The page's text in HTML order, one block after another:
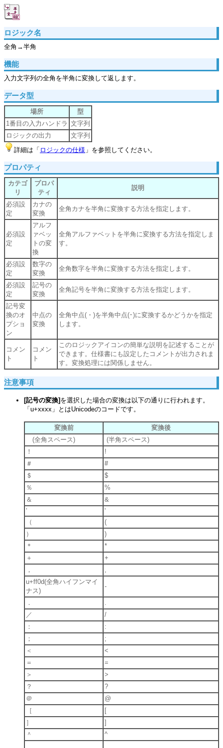
ロジック名
全角→半角
機能
入力文字列の全角を半角に変換して返します。
データ型
場所
型
1番目の入力ハンドラ 文字列
ロジックの出力
文字列
詳細は「 ロジックの仕様 」を参照してください。
プロパティ
カテゴ
リ
プロパ
ティ
説明
必須設
定
カナの
変換
全角カナを半角に変換する方法を指定します。
必須設
定
アルフ
ァベッ
トの変
換
全角アルファベットを半角に変換する方法を指定しま
す。
必須設
定
数字の
変換
全角数字を半角に変換する方法を指定します。
必須設
定
記号の
変換
全角記号を半角に変換する方法を指定します。
記号変
換のオ
プショ
ン
中点の
変換
全角中点(・)を半角中点(･)に変換するかどうかを指定
します。
コメン
ト
コメン
ト
このロジックアイコンの簡単な説明を記述することが
できます。仕様書にも設定したコメントが出力されま
す。変換処理には関係しません。
注意事項
[記号の変換] を選択した場合の変換は以下の通りに行われます。
「u+xxxx」とはUnicodeのコードです。
変換前
変換後
(全角スペース)
(半角スペース)
！
!
＃
#
＄
$
％
%
＆
&
’
'
（
(
）
)
＊
*
＋
+
，
,
u+ff0d(全角ハイフンマイ
ナス)
-
．
.
／
/
：
:
；
;
＜
<
＝
=
＞
>
？
?
＠
@
［
[
］
]
＾
^